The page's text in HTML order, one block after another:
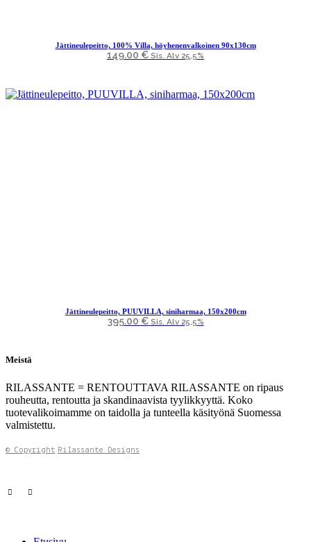
Jättineulepeitto, 100% Villa, höyhenenvalkoinen 90x130cm
149.00 € Sis. Alv 25,5%
Jättineulepeitto, PUUVILLA, siniharmaa, 150x200cm
395.00 € Sis. Alv 25,5%
Meistä
RILASSANTE = RENTOUTTAVA RILASSANTE on ripaus
rouheutta, rentoutta ja skandinaavista tyylikkyyttä. Koko
tuotevalikoimamme on taidolla ja tunteella käsityönä Suomessa
valmistettu.
© Copyright Rilassante Designs